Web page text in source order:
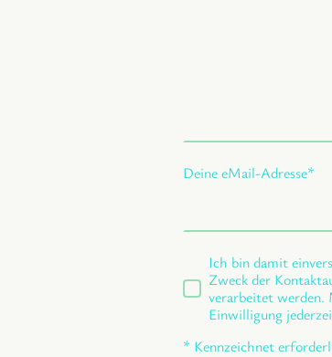
Deine eMail-Adresse*
Ich bin damit
Zweck der
verarbeitet werden.
Einwilligung
* Kennzeichnet